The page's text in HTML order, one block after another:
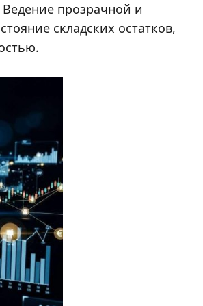
прозрачной и
складских остатков,